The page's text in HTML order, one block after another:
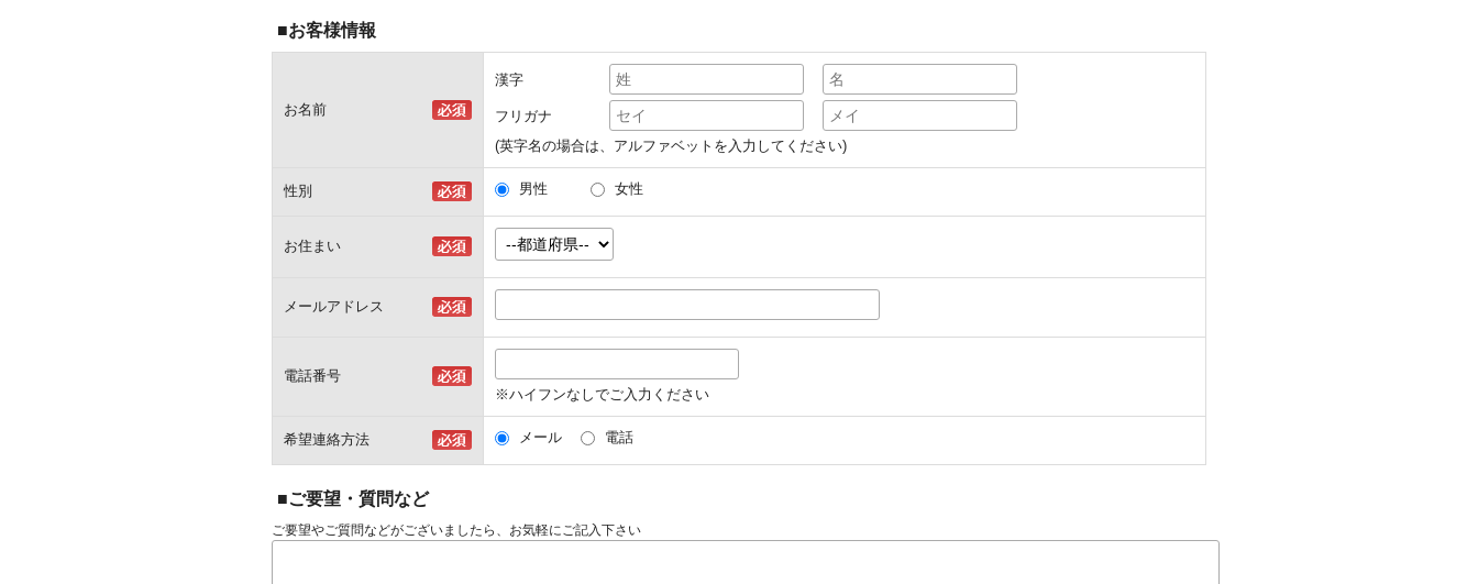
■お客様情報
お名前
漢字
フリガナ
(英字名の場合は、アルファベットを入力してください)
性別 男性 女性
お住まい
メールアドレス
電話番号
※ハイフンなしでご入力ください
希望連絡方法 メール 電話
■ご要望・質問など
ご要望やご質問などがございましたら、お気軽にご記入下さい